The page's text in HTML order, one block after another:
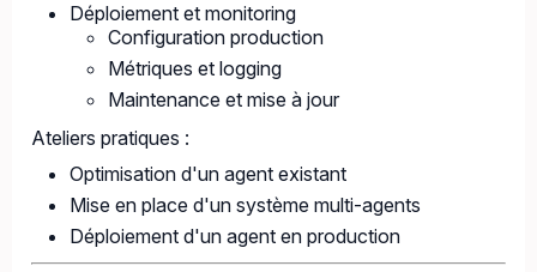
Déploiement et monitoring
Configuration production
Métriques et logging
Maintenance et mise à jour
Ateliers pratiques :
Optimisation d'un agent existant
Mise en place d'un système multi-agents
Déploiement d'un agent en production